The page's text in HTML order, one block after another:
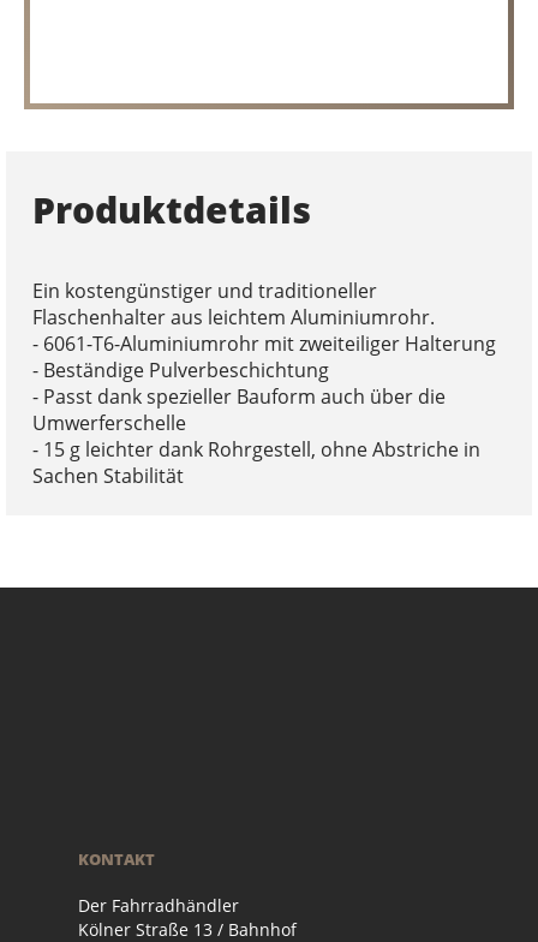
Produktdetails
Ein kostengünstiger und traditioneller
Flaschenhalter aus leichtem Aluminiumrohr.
- 6061-T6-Aluminiumrohr mit zweiteiliger Halterung
- Beständige Pulverbeschichtung
- Passt dank spezieller Bauform auch über die
Umwerferschelle
- 15 g leichter dank Rohrgestell, ohne Abstriche in
Sachen Stabilität
KONTAKT
Der Fahrradhändler
Kölner Straße 13 / Bahnhof